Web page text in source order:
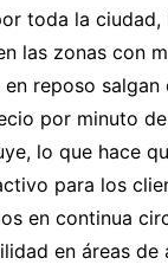
toda la ciudad,
las zonas con
reposo salgan
por minuto
lo que hace
para los
en continua
en áreas de